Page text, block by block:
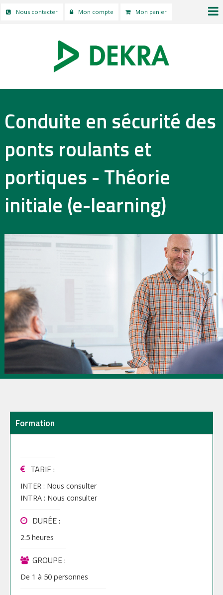
Nous contacter Mon compte Mon panier
Conduite en sécurité des
ponts roulants et
portiques - Théorie
initiale (e-learning)
Formation
TARIF:
INTER : Nous consulter
INTRA : Nous consulter
DURÉE :
2.5 heures
GROUPE :
De 1 à 50 personnes